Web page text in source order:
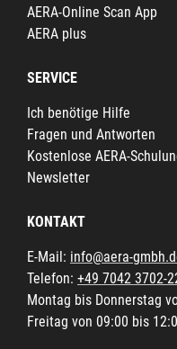
AERA-Online Scan App
AERA plus
SERVICE
Ich benötige Hilfe
Fragen und Antworten
Kostenlose AERA-
Newsletter
KONTAKT
E-Mail: info@aera-
Telefon: +49 7042 3702-
Montag bis Donnerstag
Freitag von 09:00 bis